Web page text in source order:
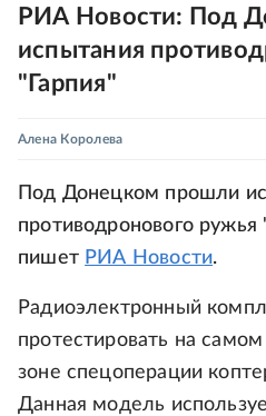
РИА Новости: Под
испытания
"Гарпия"
Алена Королева
Под Донецком прошли
противодронового ружья
пишет РИА Новости.
Радиоэлектронный
протестировать на
зоне спецоперации
Данная модель